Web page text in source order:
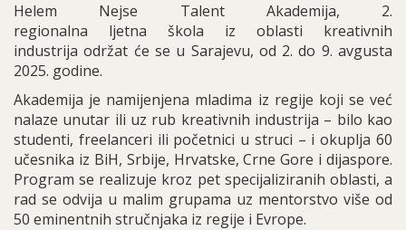
Helem Nejse Talent Akademija, 2.
regionalna ljetna škola iz oblasti kreativnih
industrija održat će se u Sarajevu, od 2. do 9. avgusta
2025. godine.
Akademija je namijenjena mladima iz regije koji se već
nalaze unutar ili uz rub kreativnih industrija – bilo kao
studenti, freelanceri ili početnici u struci – i okuplja 60
učesnika iz BiH, Srbije, Hrvatske, Crne Gore i dijaspore.
Program se realizuje kroz pet specijaliziranih oblasti, a
rad se odvija u malim grupama uz mentorstvo više od
50 eminentnih stručnjaka iz regije i Evrope.